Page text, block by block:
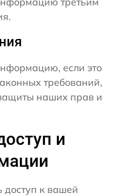
если это
требований,
наших прав и
и
к вашей